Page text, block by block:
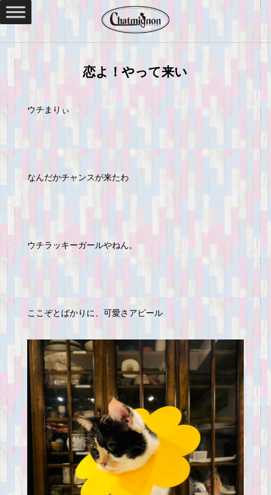
恋よ！やって来い
ウチまりぃ
なんだかチャンスが来たわ
ウチラッキーガールやねん。
ここぞとばかりに、可愛さアピール